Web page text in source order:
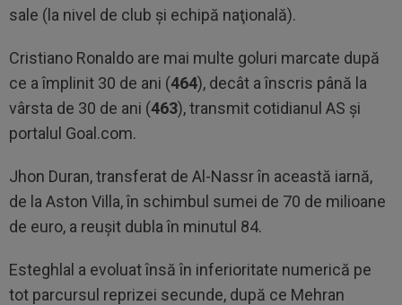
sale (la nivel de club şi echipă naţională).
Cristiano Ronaldo are mai multe goluri marcate după
ce a împlinit 30 de ani (464), decât a înscris până la
vârsta de 30 de ani (463), transmit cotidianul AS şi
portalul Goal.com.
Jhon Duran, transferat de Al-Nassr în această iarnă,
de la Aston Villa, în schimbul sumei de 70 de milioane
de euro, a reuşit dubla în minutul 84.
Esteghlal a evoluat însă în inferioritate numerică pe
tot parcursul reprizei secunde, după ce Mehran